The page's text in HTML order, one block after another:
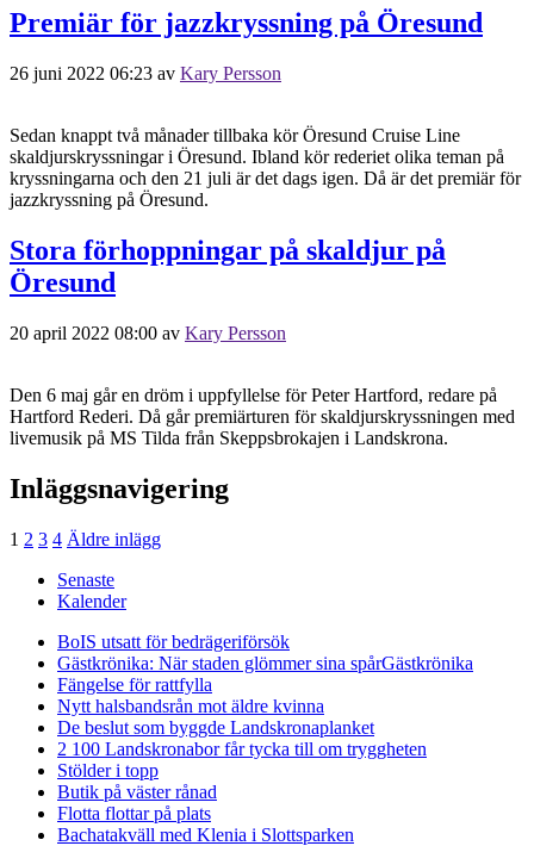
Premiär för jazzkryssning på Öresund
26 juni 2022 06:23 av Kary Persson
Sedan knappt två månader tillbaka kör Öresund Cruise Line
skaldjurskryssningar i Öresund. Ibland kör rederiet olika teman på
kryssningarna och den 21 juli är det dags igen. Då är det premiär för
jazzkryssning på Öresund.
Stora förhoppningar på skaldjur på
Öresund
20 april 2022 08:00 av Kary Persson
Den 6 maj går en dröm i uppfyllelse för Peter Hartford, redare på
Hartford Rederi. Då går premiärturen för skaldjurskryssningen med
livemusik på MS Tilda från Skeppsbrokajen i Landskrona.
Inläggsnavigering
1 2 3 4 Äldre inlägg
Senaste
Kalender
BoIS utsatt för bedrägeriförsök
Gästkrönika: När staden glömmer sina spårGästkrönika
Fängelse för rattfylla
Nytt halsbandsrån mot äldre kvinna
De beslut som byggde Landskronaplanket
2 100 Landskronabor får tycka till om tryggheten
Stölder i topp
Butik på väster rånad
Flotta flottar på plats
Bachatakväll med Klenia i Slottsparken